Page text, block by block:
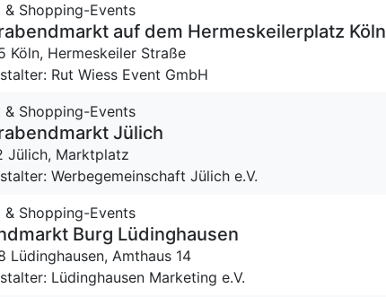
& Shopping-Events
auf dem Hermeskeilerplatz Köln
Köln, Hermeskeiler Straße
Rut Wiess Event GmbH
& Shopping-Events
Jülich
Jülich, Marktplatz
Werbegemeinschaft Jülich e.V.
& Shopping-Events
Burg Lüdinghausen
Lüdinghausen,Amthaus 14
Lüdinghausen Marketing e.V.